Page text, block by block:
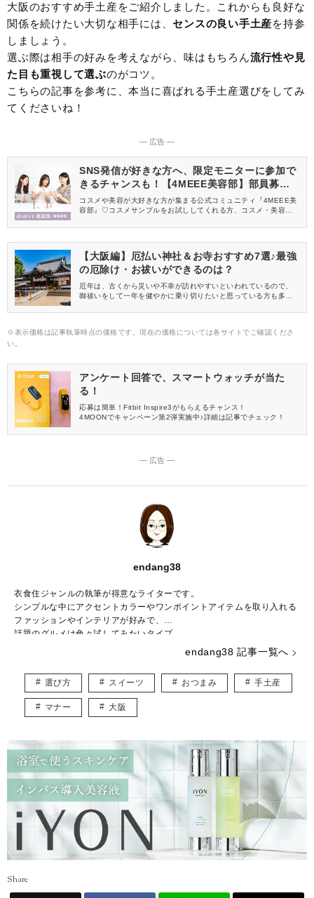
大阪のおすすめ手土産をご紹介しました。これからも良好な
関係を続けたい大切な相手には、 センスの良い手土産を持参
しましょう。
選ぶ際は相手の好みを考えながら、味はもちろん流行性や見
た目も重視して選ぶのがコツ。
こちらの記事を参考に、本当に喜ばれる手土産選びをしてみ
てくださいね！
― 広告 ―
SNS発信が好きな方へ、限定モニターに参加で
きるチャンスも！【4MEEE美容部】部員募集
中
コスメや美容が大好きな方が集まる公式コミュニティ『4MEEE美
容部』♡コスメサンプルをお試ししてくれる方、コスメ・美容情報
【大阪編】厄払い神社＆お寺おすすめ7選♪最強
の厄除け・お祓いができるのは？
厄年は、古くから災いや不幸が訪れやすいといわれているので、
御祓いをして一年を健やかに乗り切りたいと思っている方も多い
大阪にスポットを当てて、おすすめの厄払い神社＆お寺をご紹介
あるところも多いので、ぜひ参考にしてみてくださいね！
※表示価格は記事執筆時点の価格です。現在の価格については各サイトでご確認くださ
い。
アンケート回答で、スマートウォッチが当た
る！
応募は簡単！Fitbit Inspire3がもらえるチャンス！
4MOONでキャンペーン第2弾実施中♪詳細は記事でチェック！
― 広告 ―
endang38
衣食住ジャンルの執筆が得意なライターです。
シンプルな中にアクセントカラーやワンポイントアイテムを取り入れる
ファッションやインテリアが好みで、
話題のグルメは色々試してみたいタイプ。
風景やおいしいもの、かわいいものの写真を撮るのも好き♡
読んでいてワクワクするような情報を、私自身も楽しみながら提供して
いきます！
endang38 記事一覧へ
選び方 スイーツ おつまみ 手土産
マナー 大阪
Share